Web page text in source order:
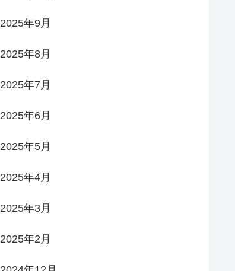
2025年9月
2025年8月
2025年7月
2025年6月
2025年5月
2025年4月
2025年3月
2025年2月